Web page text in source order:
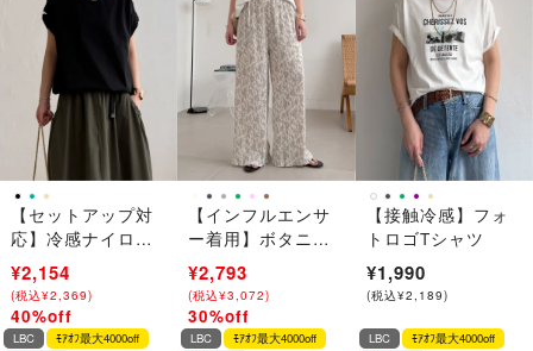
【セットアップ対
応】冷感ナイロン
ドロストプルオー
バー
¥3,590
(税込¥3,949)
→
¥2,154
(税込¥2,369)
40%off
【インフルエンサ
ー着用】ボタニカ
ルプリントプリー
ツパンツ
¥3,990
(税込¥4,389)
→
¥2,793
(税込¥3,072)
30%off
【接触冷感】フォ
トロゴTシャツ
¥1,990
(税込¥2,189)
LBC
ﾓｱｵﾌ最大4000off
LBC
ﾓｱｵﾌ最大4000off
LBC
ﾓｱｵﾌ最大4000off